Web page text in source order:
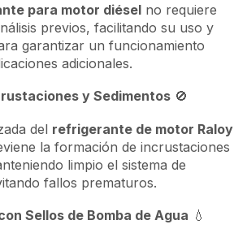
para motor diésel no requiere
previos, facilitando su uso y
garantizar un funcionamiento
adicionales.
y Sedimentos 🚫
del refrigerante de motor Raloy
la formación de incrustaciones
limpio el sistema de
fallos prematuros.
Sellos de Bomba de Agua 💧